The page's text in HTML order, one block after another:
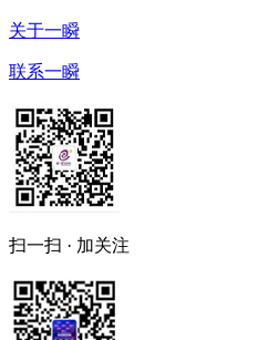
关于一瞬
联系一瞬
扫一扫 · 加关注